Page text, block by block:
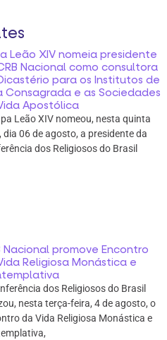
Leão XIV nomeia presidente
Nacional como consultora
para os Institutos de
Consagrada e as Sociedades
Apostólica
Leão XIV nomeou, nesta quinta
dia 06 de agosto, a presidente da
dos Religiosos do Brasil
Nacional promove Encontro
Religiosa Monástica e
dos Religiosos do Brasil
nesta terça-feira, 4 de agosto, o
da Vida Religiosa Monástica e